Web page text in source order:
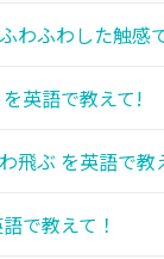
わふわした触感
英語で教えて!
飛ぶ を英語で教
で教えて！